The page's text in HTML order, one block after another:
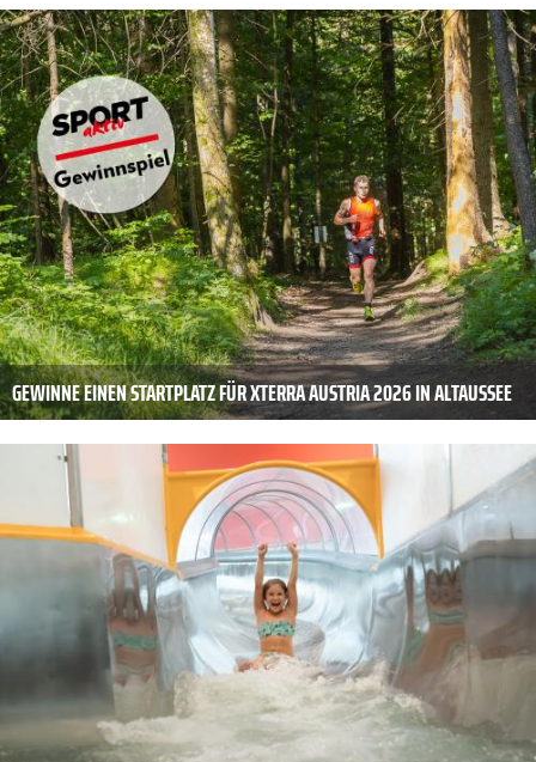
GEWINNE EINEN STARTPLATZ FÜR XTERRA AUSTRIA 2026 IN ALTAUSSEE